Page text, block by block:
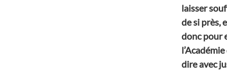
laisser
de si près,
donc pour
dire avec